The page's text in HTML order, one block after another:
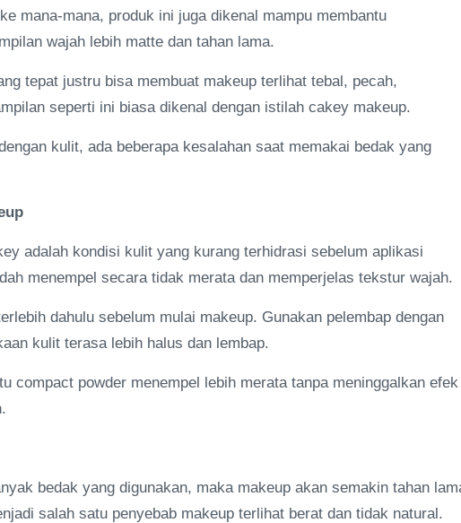
mana-mana, produk ini juga dikenal mampu membantu
wajah lebih matte dan tahan lama.
tepat justru bisa membuat makeup terlihat tebal, pecah,
seperti ini biasa dikenal dengan istilah cakey makeup.
kulit, ada beberapa kesalahan saat memakai bedak yang
adalah kondisi kulit yang kurang terhidrasi sebelum aplikasi
menempel secara tidak merata dan memperjelas tekstur wajah.
dahulu sebelum mulai makeup. Gunakan pelembap dengan
kulit terasa lebih halus dan lembap.
compact powder menempel lebih merata tanpa meninggalkan efek
bedak yang digunakan, maka makeup akan semakin tahan
salah satu penyebab makeup terlihat berat dan tidak natural.